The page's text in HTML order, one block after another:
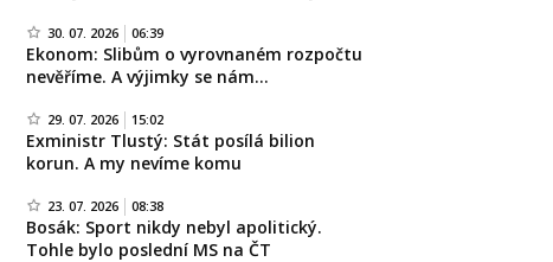
30. 07. 2026 06:39
Ekonom: Slibům o vyrovnaném rozpočtu
nevěříme. A výjimky se nám…
29. 07. 2026 15:02
Exministr Tlustý: Stát posílá bilion
korun. A my nevíme komu
23. 07. 2026 08:38
Bosák: Sport nikdy nebyl apolitický.
Tohle bylo poslední MS na ČT